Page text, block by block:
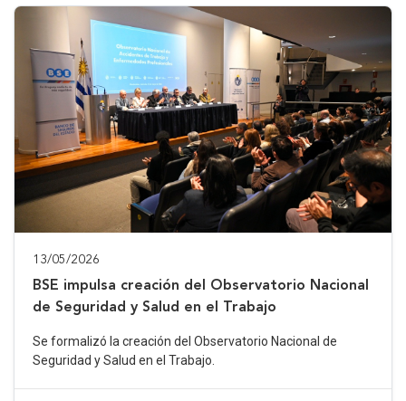
13/05/2026
BSE impulsa creación del Observatorio Nacional
de Seguridad y Salud en el Trabajo
Se formalizó la creación del Observatorio Nacional de
Seguridad y Salud en el Trabajo.